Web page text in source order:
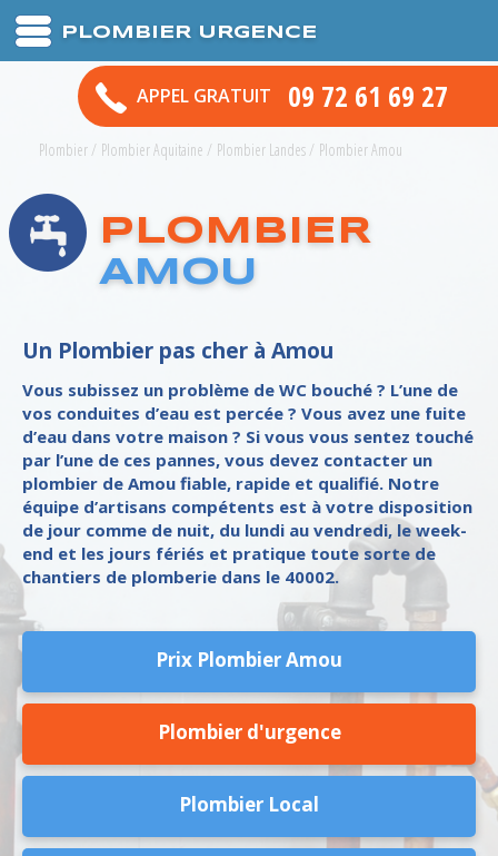
PLOMBIER URGENCE
APPEL GRATUIT 09 72 61 69 27
Plombier/ Plombier Aquitaine / Plombier Landes/ Plombier Amou
PLOMBIER
AMOU
Un Plombier pas cher à Amou
Vous subissez un problème de WC bouché ? L’une de
vos conduites d’eau est percée ? Vous avez une fuite
d’eau dans votre maison ? Si vous vous sentez touché
par l’une de ces pannes, vous devez contacter un
plombier de Amou fiable, rapide et qualifié. Notre
équipe d’artisans compétents est à votre disposition
de jour comme de nuit, du lundi au vendredi, le week-
end et les jours fériés et pratique toute sorte de
chantiers de plomberie dans le 40002.
Prix Plombier Amou
Plombier d'urgence
Plombier Local